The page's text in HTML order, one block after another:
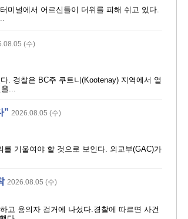
미널에서 어르신들이 더위를 피해 쉬고 있다.
(수)
. 경찰은 BC주 쿠트니(Kootenay) 지역에서 열
...
” 2026.08.05 (수)
기울여야 할 것으로 보인다. 외교부(GAC)가
2026.08.05 (수)
고 용의자 검거에 나섰다.경찰에 따르면 사건